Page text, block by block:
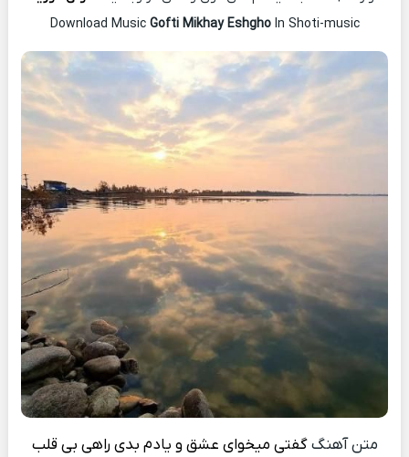
Download Music Gofti Mikhay EshghoIn Shoti-music
متن آهنگگفتی میخوای عشق و یادم بدی راهی بی قلب